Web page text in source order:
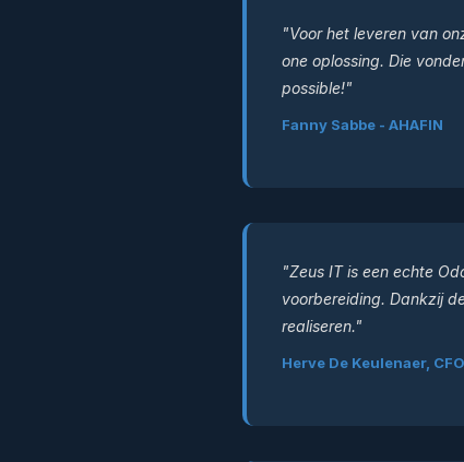
"Voor het leveren van
one oplossing. Die
possible!"
Fanny Sabbe - AHAFIN
"Zeus IT is een echte
voorbereiding. Dankzij
realiseren."
Herve De Keulenaer,